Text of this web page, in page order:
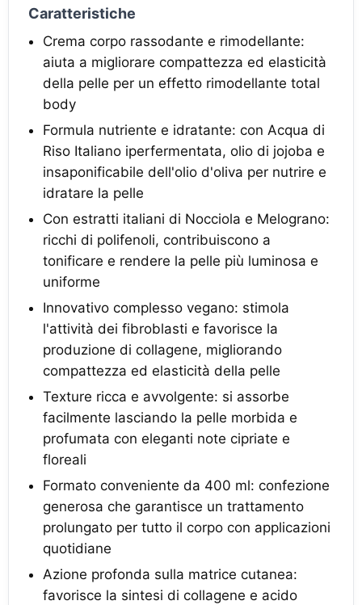
Caratteristiche
Crema corpo rassodante e rimodellante:
aiuta a migliorare compattezza ed elasticità
della pelle per un effetto rimodellante total
body
Formula nutriente e idratante: con Acqua di
Riso Italiano iperfermentata, olio di jojoba e
insaponificabile dell'olio d'oliva per nutrire e
idratare la pelle
Con estratti italiani di Nocciola e Melograno:
ricchi di polifenoli, contribuiscono a
tonificare e rendere la pelle più luminosa e
uniforme
Innovativo complesso vegano: stimola
l'attività dei fibroblasti e favorisce la
produzione di collagene, migliorando
compattezza ed elasticità della pelle
Texture ricca e avvolgente: si assorbe
facilmente lasciando la pelle morbida e
profumata con eleganti note cipriate e
floreali
Formato conveniente da 400 ml: confezione
generosa che garantisce un trattamento
prolungato per tutto il corpo con applicazioni
quotidiane
Azione profonda sulla matrice cutanea:
favorisce la sintesi di collagene e acido